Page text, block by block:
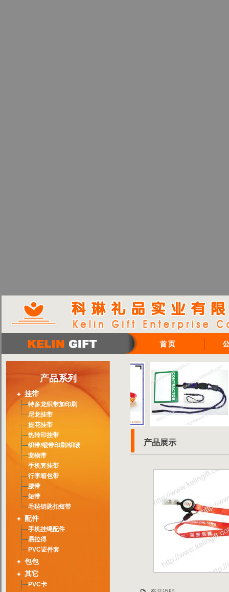
产品系列
挂带
特多龙织带加印刷
尼龙挂带
提花挂带
热转印挂带
织带/缎带印刷/织唛
宠物带
手机套挂带
行李箱包带
腰带
短带
毛毡钥匙扣短带
配件
手机挂绳配件
易拉得
PVC证件套
包包
其它
PVC卡
产品展示